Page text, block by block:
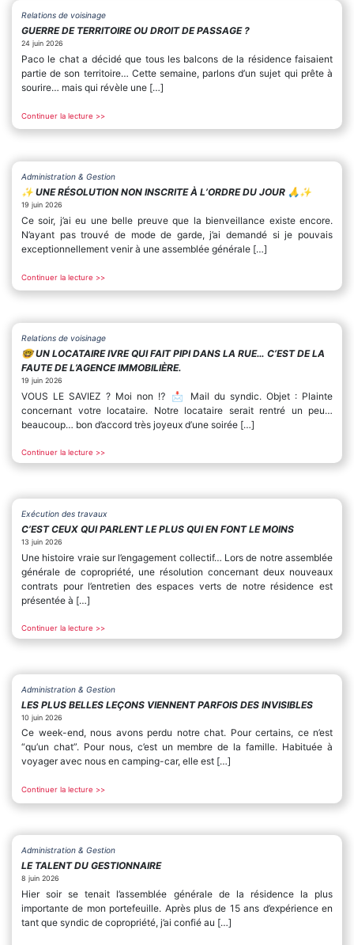
Relations de voisinage
GUERRE DE TERRITOIRE OU DROIT DE PASSAGE ?
24 juin 2026
Paco le chat a décidé que tous les balcons de la résidence faisaient
partie de son territoire… Cette semaine, parlons d’un sujet qui prête à
sourire… mais qui révèle une […]
Continuer la lecture >>
Administration & Gestion
✨️ UNE RÉSOLUTION NON INSCRITE À L’ORDRE DU JOUR 🙏✨️
19 juin 2026
Ce soir, j’ai eu une belle preuve que la bienveillance existe encore.
N’ayant pas trouvé de mode de garde, j’ai demandé si je pouvais
exceptionnellement venir à une assemblée générale […]
Continuer la lecture >>
Relations de voisinage
🤓 UN LOCATAIRE IVRE QUI FAIT PIPI DANS LA RUE… C’EST DE LA
FAUTE DE L’AGENCE IMMOBILIÈRE.
19 juin 2026
VOUS LE SAVIEZ ? Moi non ⁉️ 📩 Mail du syndic. Objet : Plainte
concernant votre locataire. Notre locataire serait rentré un peu…
beaucoup… bon d’accord très joyeux d’une soirée […]
Continuer la lecture >>
Exécution des travaux
C’EST CEUX QUI PARLENT LE PLUS QUI EN FONT LE MOINS
13 juin 2026
Une histoire vraie sur l’engagement collectif… Lors de notre assemblée
générale de copropriété, une résolution concernant deux nouveaux
contrats pour l’entretien des espaces verts de notre résidence est
présentée à […]
Continuer la lecture >>
Administration & Gestion
LES PLUS BELLES LEÇONS VIENNENT PARFOIS DES INVISIBLES
10 juin 2026
Ce week-end, nous avons perdu notre chat. Pour certains, ce n’est
“qu’un chat”. Pour nous, c’est un membre de la famille. Habituée à
voyager avec nous en camping-car, elle est […]
Continuer la lecture >>
Administration & Gestion
LE TALENT DU GESTIONNAIRE
8 juin 2026
Hier soir se tenait l’assemblée générale de la résidence la plus
importante de mon portefeuille. Après plus de 15 ans d’expérience en
tant que syndic de copropriété, j’ai confié au […]